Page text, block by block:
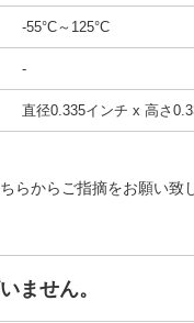
-55°C～125°C
-
直径0.335インチ x 高さ
らからご指摘をお願い致
ません。